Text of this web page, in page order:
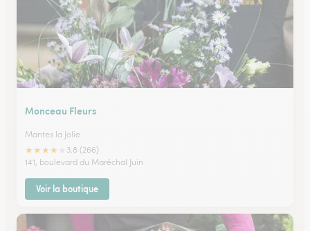
Monceau Fleurs
Mantes la Jolie
★★★★
3.8 (266)
141, boulevard du Maréchal Juin
Voir la boutique